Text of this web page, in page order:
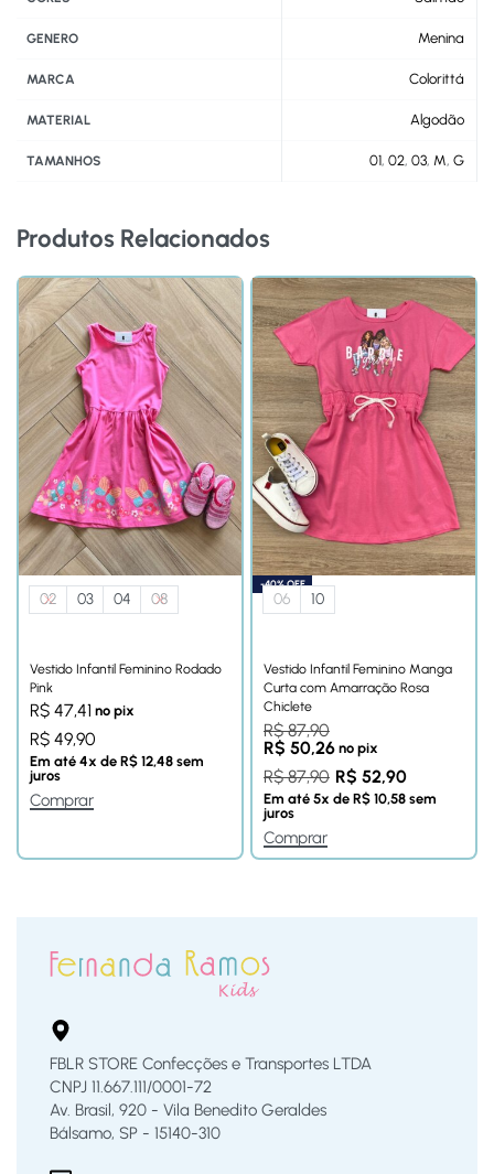
GENERO Menina
MARCA Colorittá
MATERIAL Algodão
TAMANHOS 01, 02, 03, M, G
Produtos Relacionados
02 03 04 08
Vestido Infantil Feminino Rodado
Pink
R$ 47,41 no pix
R$ 49,90
Em até 4x de R$ 12,48 sem
juros
Comprar
-40% OFF
06 10
Vestido Infantil Feminino Manga
Curta com Amarração Rosa
Chiclete
R$87,90
R$ 50,26 no pix
R$87,90 R$ 52,90
Em até 5x de R$ 10,58 sem
juros
Comprar
FBLR STORE Confecções e Transportes LTDA
CNPJ 11.667.111/0001-72
Av. Brasil, 920 - Vila Benedito Geraldes
Bálsamo, SP - 15140-310